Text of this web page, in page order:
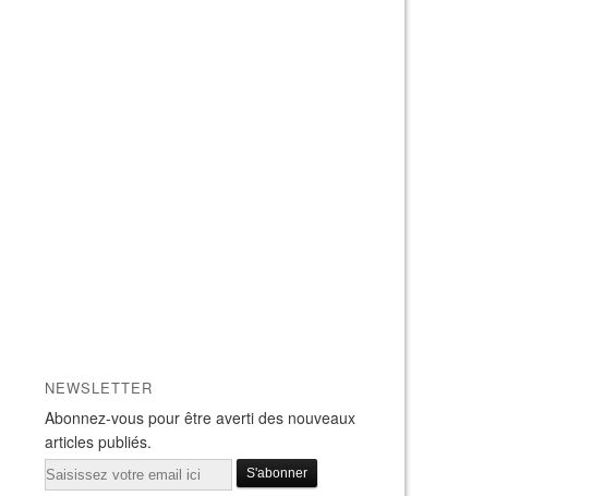
NEWSLETTER
Abonnez-vous pour être averti des nouveaux
articles publiés.
Email